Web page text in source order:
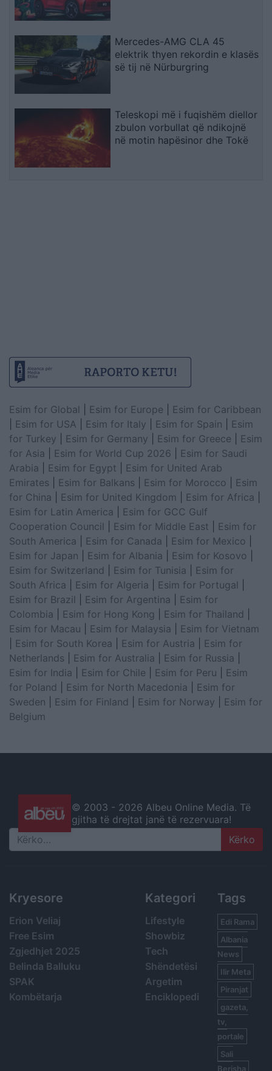
Mercedes-AMG CLA 45
elektrik thyen rekordin e klasës
së tij në Nürburgring
Teleskopi më i fuqishëm diellor
zbulon vorbullat që ndikojnë
në motin hapësinor dhe Tokë
Esim for Global Esim for Europe
Esim for Caribbean
Esim for USA Esim for Italy Esim for Spain
Esim
for Turkey
Esim for Germany Esim for Greece
Esim
for Asia
Esim for World Cup 2026
Esim for Saudi
Arabia
Esim for Egypt
Esim for United Arab
Emirates
Esim for Balkans Esim for Morocco
Esim
for China
Esim for United Kingdom Esim for Africa
Esim for Latin America
Esim for GCC Gulf
Cooperation Council
Esim for Middle East
Esim for
South America
Esim for Canada Esim for Mexico
Esim for Japan
Esim for Albania Esim for Kosovo
Esim for Switzerland
Esim for Tunisia
Esim for
South Africa
Esim for Algeria Esim for Portugal
Esim for Brazil
Esim for Argentina
Esim for
Colombia
Esim for Hong Kong Esim for Thailand
Esim for Macau
Esim for Malaysia
Esim for Vietnam
Esim for South Korea Esim for Austria
Esim for
Netherlands
Esim for Australia Esim for Russia
Esim for India
Esim for Chile Esim for Peru
Esim
for Poland
Esim for North Macedonia
Esim for
Sweden
Esim for Finland Esim for Norway
Esim for
Belgium
© 2003 - 2026 Albeu Online Media. Të
gjitha të drejtat janë të rezervuara!
Search
Kryesore
Erion Veliaj
Free Esim
Zgjedhjet 2025
Belinda Balluku
SPAK
Kombëtarja
Kategori
Lifestyle
Showbiz
Tech
Shëndetësi
Argetim
Enciklopedi
Tags
Edi Rama
Albania
News
Ilir Meta
Piranjat
gazeta,
tv,
portale
Sali
Berisha